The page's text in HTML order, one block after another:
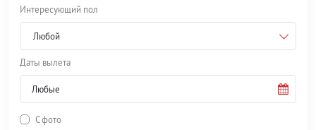
Интересующий пол
Любой
Даты вылета
С фото